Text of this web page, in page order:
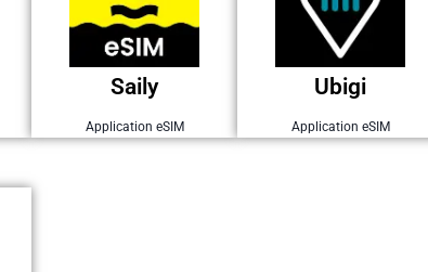
Saily
Application eSIM
Parrainage Saily
5 $ offerts
FABIEN1099
Ubigi
Application eSIM
Ubigi
20 % offerts
MG51QGES